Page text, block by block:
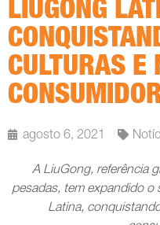
LIUGONG
CULTURAS E
agosto 6, 2021
A LiuGong, referência
pesadas, tem expandido o
Latina,